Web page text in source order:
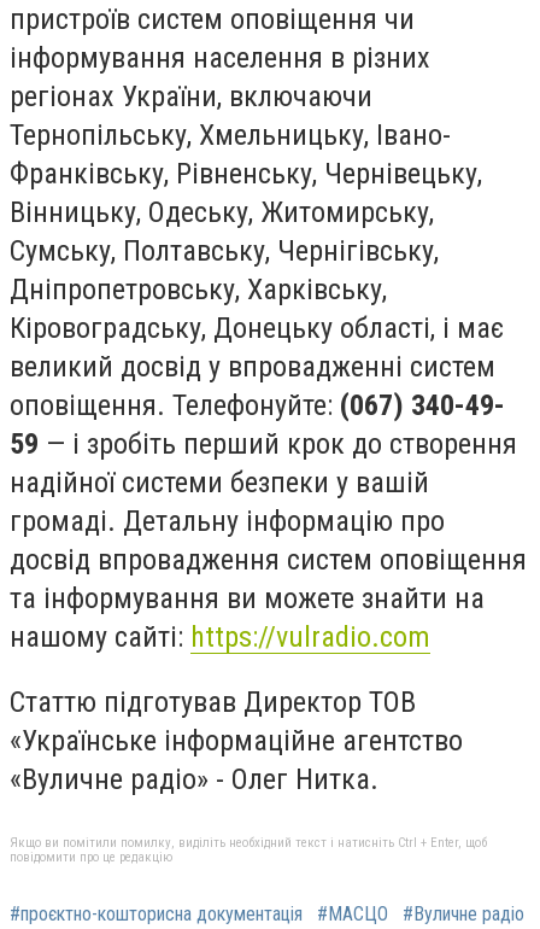
пристроїв систем оповіщення чи
інформування населення в різних
регіонах України, включаючи
Тернопільську, Хмельницьку, Івано-
Франківську, Рівненську, Чернівецьку,
Вінницьку, Одеську, Житомирську,
Сумську, Полтавську, Чернігівську,
Дніпропетровську, Харківську,
Кіровоградську, Донецьку області, і має
великий досвід у впровадженні систем
оповіщення. Телефонуйте: (067) 340-49-
59 — і зробіть перший крок до створення
надійної системи безпеки у вашій
громаді. Детальну інформацію про
досвід впровадження систем оповіщення
та інформування ви можете знайти на
нашому сайті: https://vulradio.com
Статтю підготував Директор ТОВ
«Українське інформаційне агентство
«Вуличне радіо» - Олег Нитка.
Якщо ви помітили помилку, виділіть необхідний текст і натисніть Ctrl + Enter, щоб
повідомити про це редакцію
#проєктно-кошторисна документація #МАСЦО #Вуличне радіо